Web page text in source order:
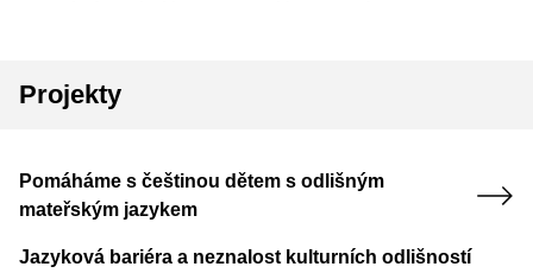
Projekty
Pomáháme s češtinou dětem s odlišným
mateřským jazykem
Jazyková bariéra a neznalost kulturních odlišností